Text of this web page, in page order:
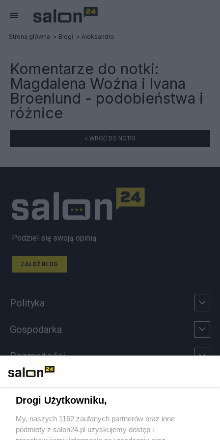
Strona główna Blogi Aleksandra
Komentarze do notki:
Magdalena Woźna i Ivana
Broenlund - podobieństwa i
różnice
« WRÓĆ DO NOTKI
Podziel się swoją opinią
ZAŁÓŻ BLOG
Polityka
Gospodarka
Rozmaitości
Sport
Społeczeństwo
Drogi Użytkowniku,
My, naszych 1162 zaufanych partnerów oraz inne
podmioty z salon24.pl uzyskujemy dostęp i